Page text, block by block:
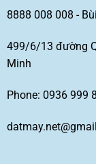
8888 008 008 -
499/6/13 đường
Minh
Phone: 0936 999